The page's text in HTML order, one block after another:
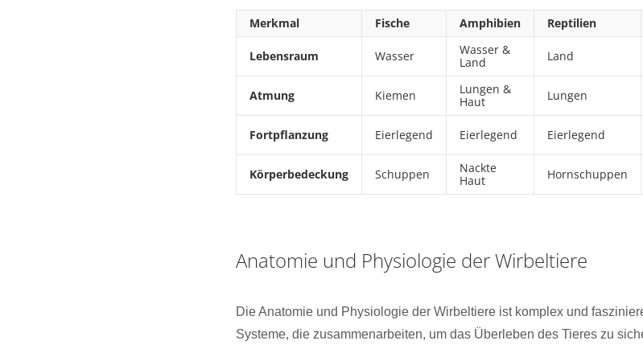
Merkmal Fische Amphibien Reptilien
Lebensraum Wasser
Wasser &
Land
Land
Atmung Kiemen
Lungen &
Haut
Lungen
Fortpflanzung Eierlegend Eierlegend Eierlegend
Körperbedeckung Schuppen
Nackte
Haut
Hornschuppen
Anatomie und Physiologie der Wirbeltiere
Die Anatomie und Physiologie der Wirbeltiere ist komplex und
Systeme, die zusammenarbeiten, um das Überleben des Tieres zu